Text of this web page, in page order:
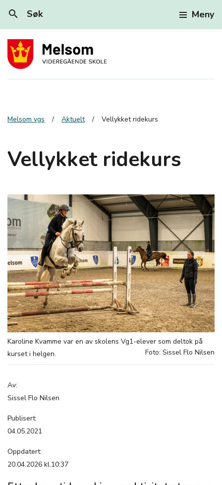
search Søk Meny
Melsom vgs Aktuelt Vellykket ridekurs
Vellykket ridekurs
Karoline Kvamme var en av skolens Vg1-elever som deltok på
kurset i helgen.
Foto: Sissel Flo Nilsen
Av:
Sissel Flo Nilsen
Publisert:
04.05.2021
Oppdatert:
20.04.2026 kl.10:37